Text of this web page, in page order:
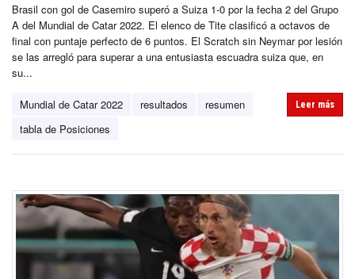
Brasil con gol de Casemiro superó a Suiza 1-0 por la fecha 2 del Grupo
A del Mundial de Catar 2022. El elenco de Tite clasificó a octavos de
final con puntaje perfecto de 6 puntos. El Scratch sin Neymar por lesión
se las arregló para superar a una entusiasta escuadra suiza que, en
su...
Mundial de Catar 2022 resultados
resumen
tabla de Posiciones
Leer más